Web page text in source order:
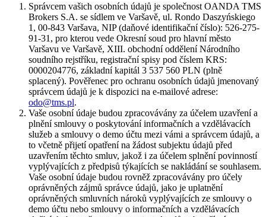
Správcem vašich osobních údajů je společnost OANDA TMS
Brokers S.A. se sídlem ve Varšavě, ul. Rondo Daszyńskiego
1, 00-843 Varšava, NIP (daňové identifikační číslo): 526-275-
91-31, pro kterou vede Okresní soud pro hlavní město
Varšavu ve Varšavě, XIII. obchodní oddělení Národního
soudního rejstříku, registrační spisy pod číslem KRS:
0000204776, základní kapitál 3 537 560 PLN (plně
splacený). Pověřenec pro ochranu osobních údajů jmenovaný
správcem údajů je k dispozici na e-mailové adrese:
odo@tms.pl.
Vaše osobní údaje budou zpracovávány za účelem uzavření a
plnění smlouvy o poskytování informačních a vzdělávacích
služeb a smlouvy o demo účtu mezi vámi a správcem údajů, a
to včetně přijetí opatření na žádost subjektu údajů před
uzavřením těchto smluv, jakož i za účelem splnění povinností
vyplývajících z předpisů týkajících se nakládání se souhlasem.
Vaše osobní údaje budou rovněž zpracovávány pro účely
oprávněných zájmů správce údajů, jako je uplatnění
oprávněných smluvních nároků vyplývajících ze smlouvy o
demo účtu nebo smlouvy o informačních a vzdělávacích